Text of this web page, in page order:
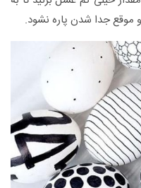
جدا شدن پاره نشود.